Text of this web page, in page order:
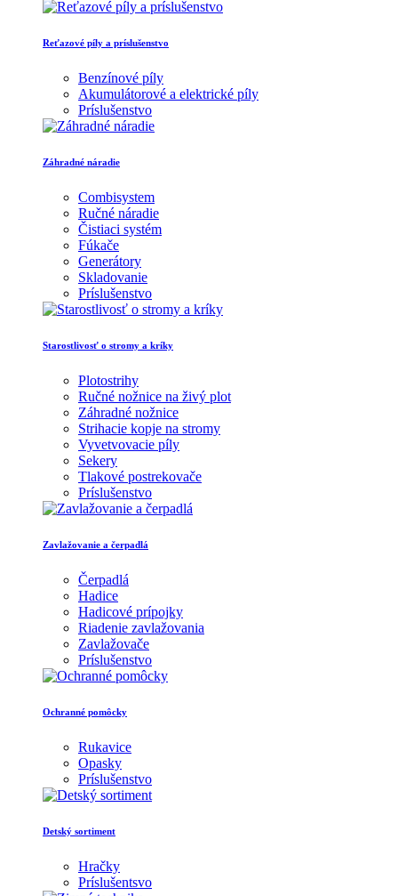
Reťazové píly a príslušenstvo
Benzínové píly
Akumulátorové a elektrické píly
Príslušenstvo
Záhradné náradie
Combisystem
Ručné náradie
Čistiaci systém
Fúkače
Generátory
Skladovanie
Príslušenstvo
Starostlivosť o stromy a kríky
Plotostrihy
Ručné nožnice na živý plot
Záhradné nožnice
Strihacie kopje na stromy
Vyvetvovacie píly
Sekery
Tlakové postrekovače
Príslušenstvo
Zavlažovanie a čerpadlá
Čerpadlá
Hadice
Hadicové prípojky
Riadenie zavlažovania
Zavlažovače
Príslušenstvo
Ochranné pomôcky
Rukavice
Opasky
Príslušenstvo
Detský sortiment
Hračky
Príslušentsvo